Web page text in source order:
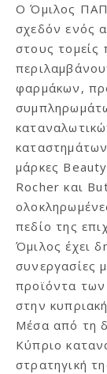
Ο Όμιλος
σχεδόν ενός
στους τομείς
φαρμάκων,
μάρκες
Rocher και
πεδίο της
Όμιλος έχει
συνεργασίες
προϊόντα των
στην
Μέσα από τη
Κύπριο
στρατηγική